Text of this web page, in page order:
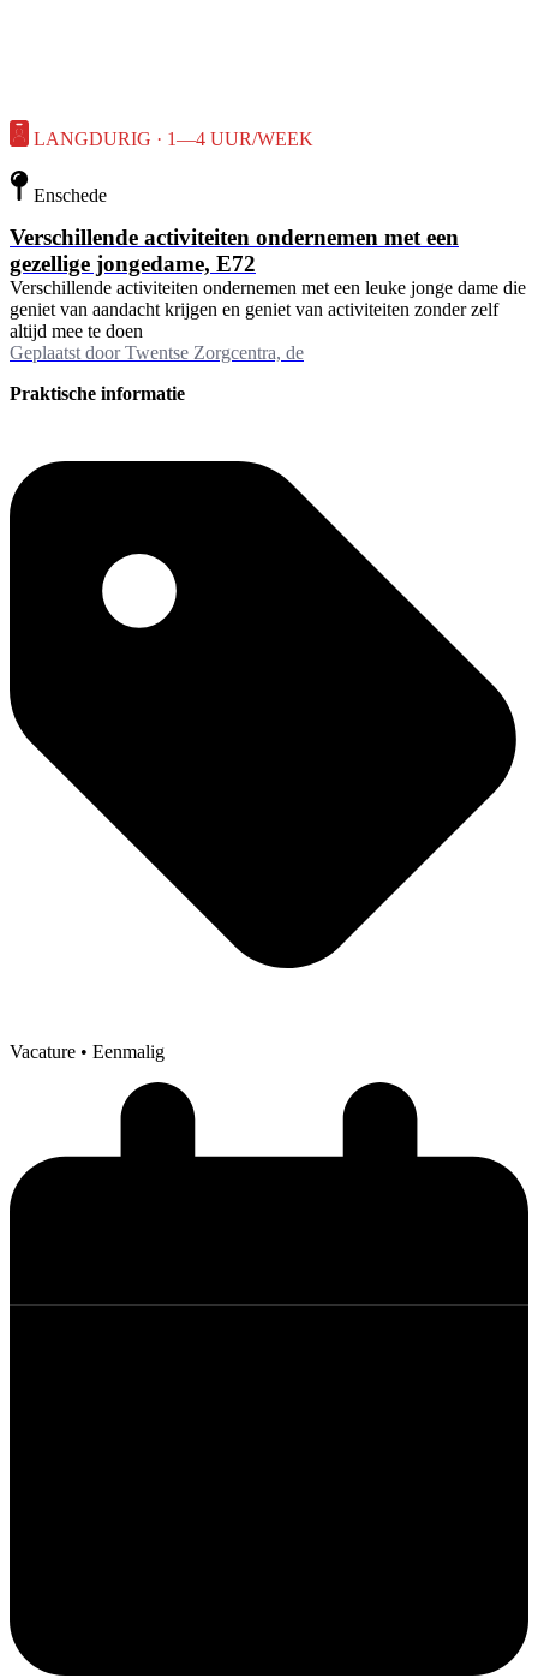
LANGDURIG · 1—4 UUR/WEEK
Enschede
Verschillende activiteiten ondernemen met een
gezellige jongedame, E72
Verschillende activiteiten ondernemen met een leuke jonge dame die
geniet van aandacht krijgen en geniet van activiteiten zonder zelf
altijd mee te doen
Geplaatst door Twentse Zorgcentra, de
Praktische informatie
Vacature • Eenmalig